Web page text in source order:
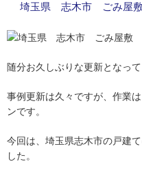
埼玉県 志木市 ごみ屋
随分お久しぶりな更新となって
事例更新は久々ですが、作業
ンです。
今回は、埼玉県志木市の戸建
した。